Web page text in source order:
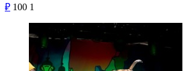
₽ 100 1